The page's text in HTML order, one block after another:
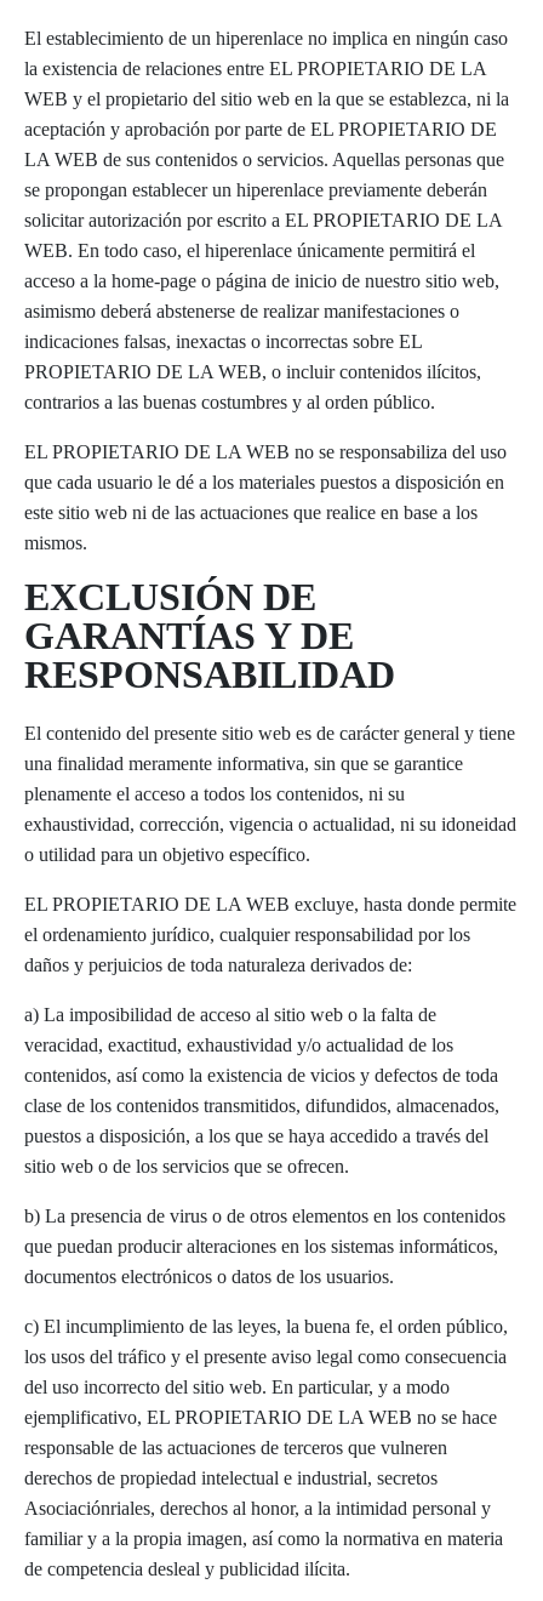
El establecimiento de un hiperenlace no implica en ningún caso
la existencia de relaciones entre EL PROPIETARIO DE LA
WEB y el propietario del sitio web en la que se establezca, ni la
aceptación y aprobación por parte de EL PROPIETARIO DE
LA WEB de sus contenidos o servicios. Aquellas personas que
se propongan establecer un hiperenlace previamente deberán
solicitar autorización por escrito a EL PROPIETARIO DE LA
WEB. En todo caso, el hiperenlace únicamente permitirá el
acceso a la home-page o página de inicio de nuestro sitio web,
asimismo deberá abstenerse de realizar manifestaciones o
indicaciones falsas, inexactas o incorrectas sobre EL
PROPIETARIO DE LA WEB, o incluir contenidos ilícitos,
contrarios a las buenas costumbres y al orden público.
EL PROPIETARIO DE LA WEB no se responsabiliza del uso
que cada usuario le dé a los materiales puestos a disposición en
este sitio web ni de las actuaciones que realice en base a los
mismos.
EXCLUSIÓN DE
GARANTÍAS Y DE
RESPONSABILIDAD
El contenido del presente sitio web es de carácter general y tiene
una finalidad meramente informativa, sin que se garantice
plenamente el acceso a todos los contenidos, ni su
exhaustividad, corrección, vigencia o actualidad, ni su idoneidad
o utilidad para un objetivo específico.
EL PROPIETARIO DE LA WEB excluye, hasta donde permite
el ordenamiento jurídico, cualquier responsabilidad por los
daños y perjuicios de toda naturaleza derivados de:
a) La imposibilidad de acceso al sitio web o la falta de
veracidad, exactitud, exhaustividad y/o actualidad de los
contenidos, así como la existencia de vicios y defectos de toda
clase de los contenidos transmitidos, difundidos, almacenados,
puestos a disposición, a los que se haya accedido a través del
sitio web o de los servicios que se ofrecen.
b) La presencia de virus o de otros elementos en los contenidos
que puedan producir alteraciones en los sistemas informáticos,
documentos electrónicos o datos de los usuarios.
c) El incumplimiento de las leyes, la buena fe, el orden público,
los usos del tráfico y el presente aviso legal como consecuencia
del uso incorrecto del sitio web. En particular, y a modo
ejemplificativo, EL PROPIETARIO DE LA WEB no se hace
responsable de las actuaciones de terceros que vulneren
derechos de propiedad intelectual e industrial, secretos
Asociaciónriales, derechos al honor, a la intimidad personal y
familiar y a la propia imagen, así como la normativa en materia
de competencia desleal y publicidad ilícita.